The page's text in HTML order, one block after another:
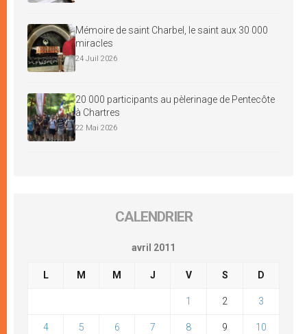
Mémoire de saint Charbel, le saint aux 30 000
miracles
24 Juil 2026
20 000 participants au pèlerinage de Pentecôte
à Chartres
22 Mai 2026
CALENDRIER
avril 2011
L M M J V S D
1 2 3
4 5 6 7 8 9 10